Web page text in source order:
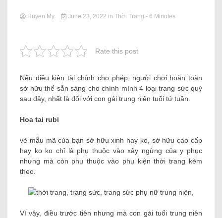
Huyen My June 23, 2022 in Thời Trang - 6 Minutes
Rate this post
Nếu điều kiện tài chính cho phép, người chơi hoàn toàn
sở hữu thể sẵn sàng cho chính mình 4 loại trang sức quý
sau đây, nhất là đối với con gái trung niên tuổi tứ tuần.
Hoa tai rubi
vẻ mẫu mã của bạn sở hữu xinh hay ko, sở hữu cao cấp
hay ko ko chỉ là phụ thuộc vào xây ngừng của y phục
nhưng mà còn phụ thuộc vào phụ kiện thời trang kèm
theo.
Vì vậy, điều trước tiên nhưng mà con gái tuổi trung niên